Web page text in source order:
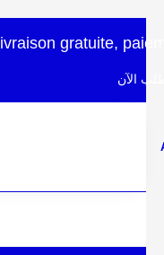
livraison gratuite,
الآن